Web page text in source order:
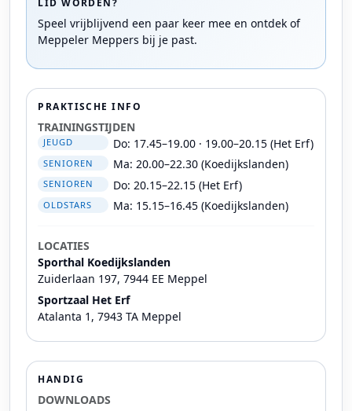
LID WORDEN?
Speel vrijblijvend een paar keer mee en ontdek of
Meppeler Meppers bij je past.
PRAKTISCHE INFO
TRAININGSTIJDEN
JEUGD Do: 17.45–19.00 · 19.00–20.15 (Het Erf)
SENIOREN Ma: 20.00–22.30 (Koedijkslanden)
SENIOREN Do: 20.15–22.15 (Het Erf)
OLDSTARS Ma: 15.15–16.45 (Koedijkslanden)
LOCATIES
Sporthal Koedijkslanden
Zuiderlaan 197, 7944 EE Meppel
Sportzaal Het Erf
Atalanta 1, 7943 TA Meppel
HANDIG
DOWNLOADS